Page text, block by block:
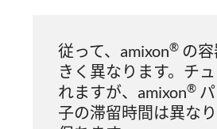
従って、amixon® の
きく異なります。チ
れますが、amixon®
子の滞留時間は異な